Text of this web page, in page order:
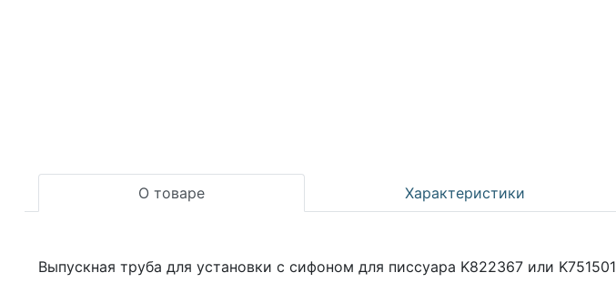
О товаре Характеристики
Выпускная труба для установки с сифоном для писсуара K822367 или K751501